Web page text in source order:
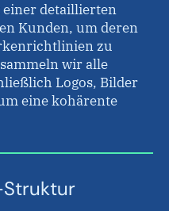
detaillierten
Kunden, um deren
zu
wir alle
Logos, Bilder
eine kohärente